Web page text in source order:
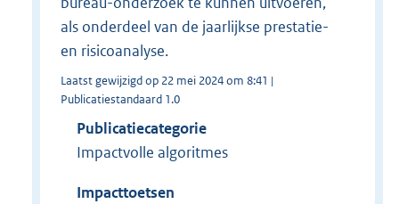
als onderdeel van de jaarlijkse prestatie-
en risicoanalyse.
Laatst gewijzigd op 22 mei 2024 om 8:41 |
Publicatiestandaard 1.0
Publicatiecategorie
Impactvolle algoritmes
Impacttoetsen